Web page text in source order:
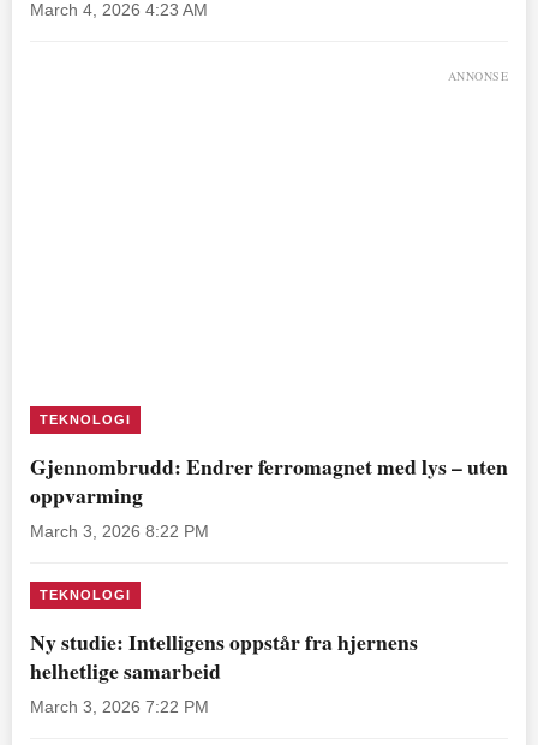
March 4, 2026 4:23 AM
ANNONSE
TEKNOLOGI
Gjennombrudd: Endrer ferromagnet med lys – uten
oppvarming
March 3, 2026 8:22 PM
TEKNOLOGI
Ny studie: Intelligens oppstår fra hjernens
helhetlige samarbeid
March 3, 2026 7:22 PM